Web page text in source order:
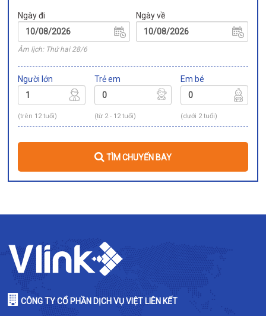
Ngày đi
Âm lịch: Thứ hai 28/6
Ngày về
Người lớn
(trên 12 tuổi)
Trẻ em
(từ 2 - 12 tuổi)
Em bé
(dưới 2 tuổi)
TÌM CHUYẾN BAY
CÔNG TY CỔ PHẦN DỊCH VỤ VIỆT LIÊN KẾT